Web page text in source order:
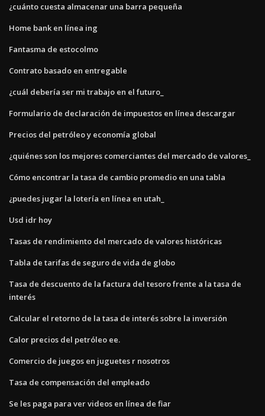
¿cuánto cuesta almacenar una barra pequeña
Home bank en línea ing
Fantasma de estocolmo
Contrato basado en entregable
¿cuál debería ser mi trabajo en el futuro_
Formulario de declaración de impuestos en línea descargar
Precios del petróleo y economía global
¿quiénes son los mejores comerciantes del mercado de valores_
Cómo encontrar la tasa de cambio promedio en una tabla
¿puedes jugar la lotería en línea en utah_
Usd idr hoy
Tasas de rendimiento del mercado de valores históricas
Tabla de tarifas de seguro de vida de globo
Tasa de descuento de la factura del tesoro frente a la tasa de
interés
Calcular el retorno de la tasa de interés sobre la inversión
Calor precios del petróleo ee.
Comercio de juegos en juguetes r nosotros
Tasa de compensación del empleado
Se les paga para ver videos en línea de fiar